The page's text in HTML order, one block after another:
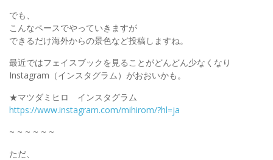
でも、
こんなペースでやっていきますが
できるだけ海外からの景色など投稿しますね。
最近ではフェイスブックを見ることがどんどん少なくなり
Instagram（インスタグラム）がおおいかも。
★マツダミヒロ インスタグラム
https://www.instagram.com/mihirom/?hl=ja
~ ~ ~ ~ ~ ~
ただ、